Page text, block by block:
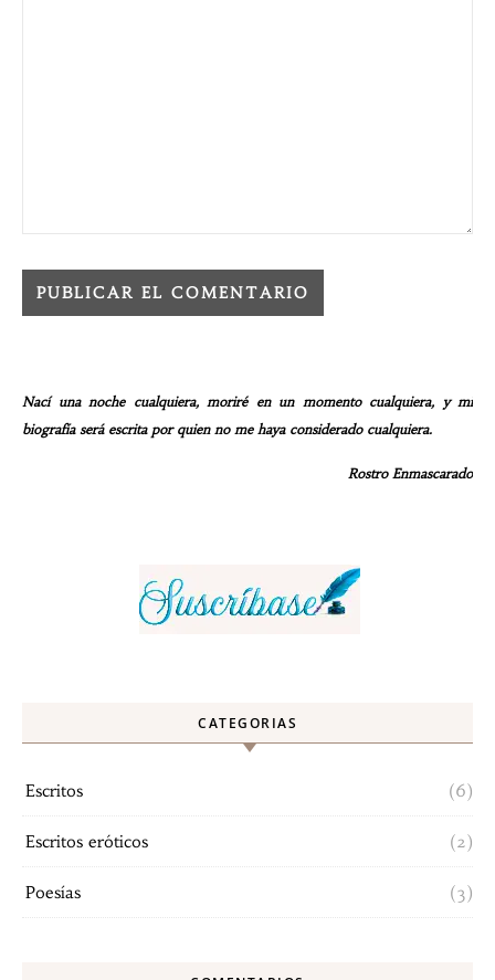
Nací una noche cualquiera, moriré en un momento cualquiera, y mi
biografía será escrita por quien no me haya considerado cualquiera.
Rostro Enmascarado
CATEGORIAS
Escritos (6)
Escritos eróticos (2)
Poesías (3)